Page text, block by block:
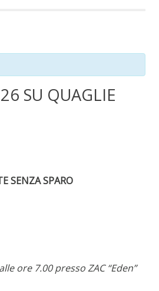
SU QUAGLIE
SENZA SPARO
ore 7.00 presso ZAC “Eden”